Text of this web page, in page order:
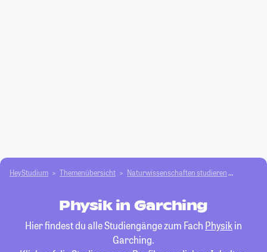
HeyStudium Themenübersicht Natur­wissenschaften studieren
Physik in Garching
Hier findest du alle Studiengänge zum Fach Physikin
Garching.